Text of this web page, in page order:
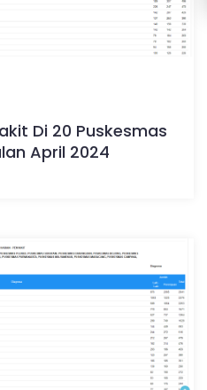
Di 20 Puskesmas
April 2024